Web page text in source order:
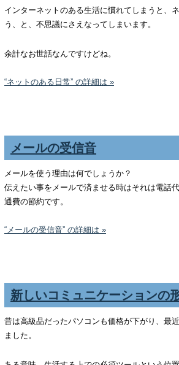
インターネットのある生活に慣れてしまうと、
う、と、不思議にさえなってしまいます。
余計なお世話なんですけどね。
“ネットのある日常” の詳細は »
メールの受信音
メールを使う理由は何でしょうか？
伝えたい事をメールで済ませる時はそれは電話
通費の節約です。
“メールの受信音” の詳細は »
新しいコミュニケーションの
昔は高級品だったパソコンも価格が下がり、最
ました。